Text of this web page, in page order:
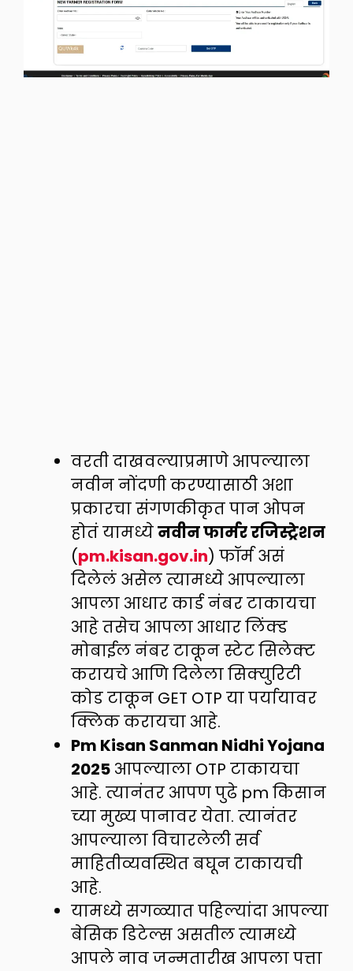
वरती दाखवल्याप्रमाणे आपल्याला
नवीन नोंदणी करण्यासाठी अशा
प्रकारचा संगणकीकृत पान ओपन
होतं यामध्येनवीन फार्मर रजिस्ट्रेशन
(pm.kisan.gov.in) फॉर्म असं
दिलेलं असेल त्यामध्ये आपल्याला
आपला आधार कार्ड नंबर टाकायचा
आहे तसेच आपला आधार लिंक्ड
मोबाईल नंबर टाकून स्टेट सिलेक्ट
करायचे आणि दिलेला सिक्युरिटी
कोड टाकून GET OTP या पर्यायावर
क्लिक करायचा आहे.
Pm Kisan Sanman Nidhi Yojana
2025 आपल्याला OTP टाकायचा
आहे. त्यानंतर आपण पुढे pm किसान
च्या मुख्य पानावर येता. त्यानंतर
आपल्याला विचारलेली सर्व
माहितीव्यवस्थित बघून टाकायची
आहे.
यामध्ये सगळ्यात पहिल्यांदा आपल्या
बेसिक डिटेल्स असतील त्यामध्ये
आपले नाव जन्मतारीख आपला पत्ता